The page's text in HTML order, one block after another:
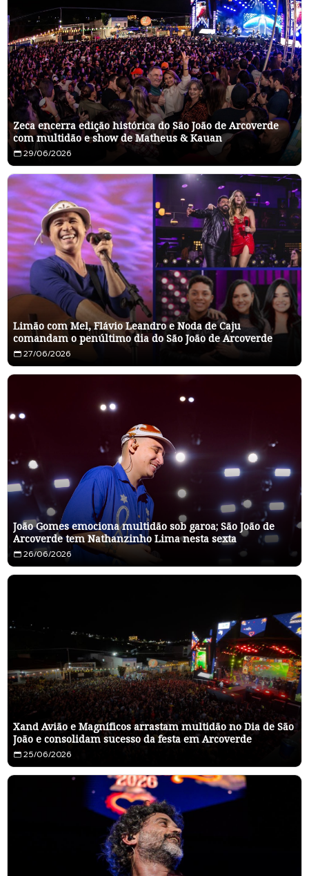
Zeca encerra edição histórica do São João de Arcoverde
com multidão e show de Matheus & Kauan
29/06/2026
Limão com Mel, Flávio Leandro e Noda de Caju
comandam o penúltimo dia do São João de Arcoverde
27/06/2026
João Gomes emociona multidão sob garoa; São João de
Arcoverde tem Nathanzinho Lima nesta sexta
26/06/2026
Xand Avião e Magníficos arrastam multidão no Dia de São
João e consolidam sucesso da festa em Arcoverde
25/06/2026